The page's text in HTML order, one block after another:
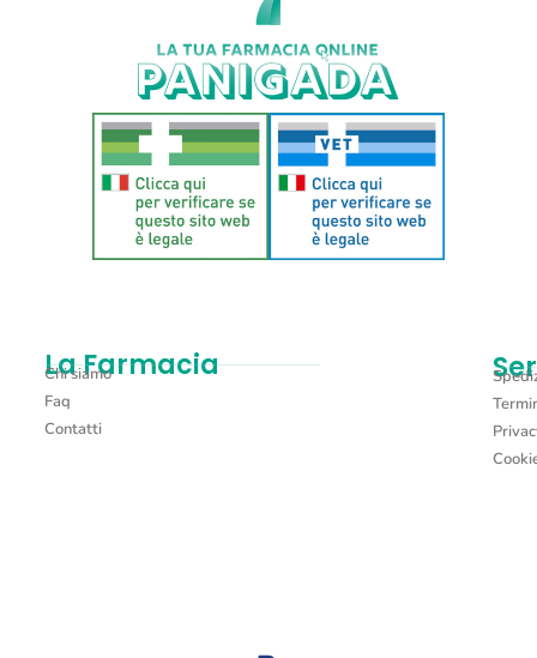
La Farmacia
Chi siamo
Faq
Contatti